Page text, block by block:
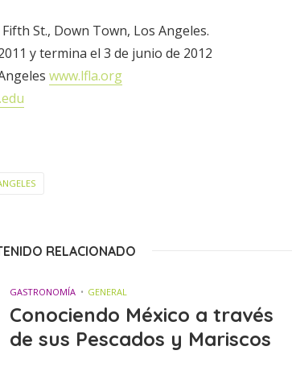
St., Down Town, Los Angeles.
y termina el 3 de junio de 2012
www.lfla.org
RELACIONADO
GASTRONOMÍA GENERAL
Conociendo México a través
de sus Pescados y Mariscos